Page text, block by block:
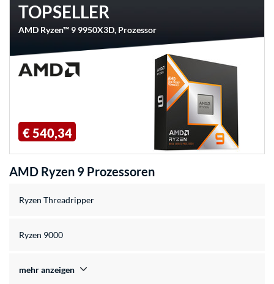
TOPSELLER
AMD Ryzen™ 9 9950X3D, Prozessor
€ 540,34
AMD Ryzen 9 Prozessoren
Ryzen Threadripper
Ryzen 9000
mehr anzeigen